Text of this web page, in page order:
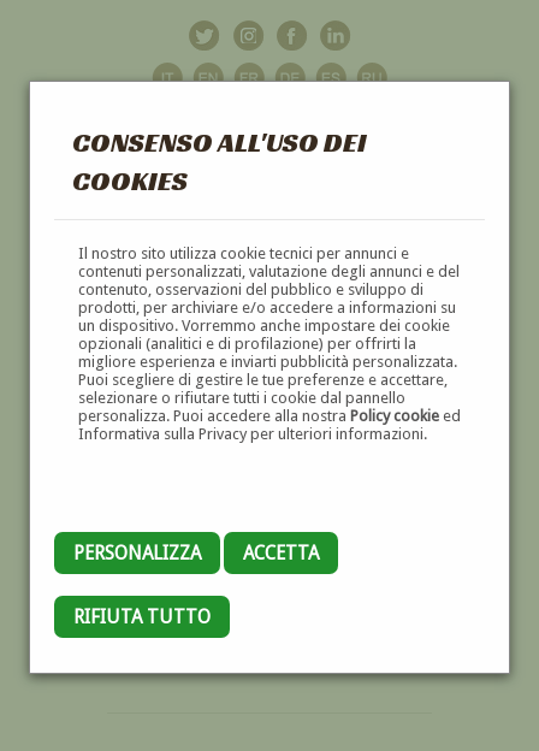
CONSENSO ALL'USO DEI
COOKIES
Il nostro sito utilizza cookie tecnici per annunci e
contenuti personalizzati, valutazione degli annunci e del
contenuto, osservazioni del pubblico e sviluppo di
prodotti, per archiviare e/o accedere a informazioni su
un dispositivo. Vorremmo anche impostare dei cookie
opzionali (analitici e di profilazione) per offrirti la
migliore esperienza e inviarti pubblicità personalizzata.
Puoi scegliere di gestire le tue preferenze e accettare,
selezionare o rifiutare tutti i cookie dal pannello
personalizza. Puoi accedere alla nostra Policy cookieed
Informativa sulla Privacy per ulteriori informazioni.
PERSONALIZZA ACCETTA
RIFIUTA TUTTO
GALLERIAD'ARTE
DIPINTI E SCULTURE '800 E '900